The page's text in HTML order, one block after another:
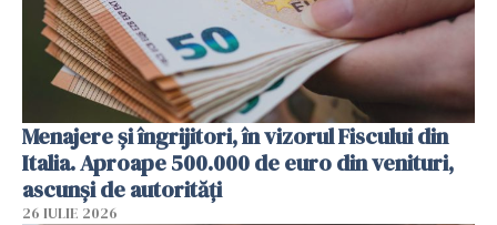
Menajere și îngrijitori, în vizorul Fiscului din
Italia. Aproape 500.000 de euro din venituri,
ascunși de autorități
26 IULIE 2026